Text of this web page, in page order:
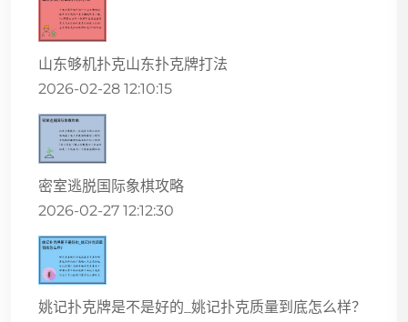
山东够机扑克山东扑克牌打法
2026-02-28 12:10:15
密室逃脱国际象棋攻略
2026-02-27 12:12:30
姚记扑克牌是不是好的_姚记扑克质量到底怎么样？